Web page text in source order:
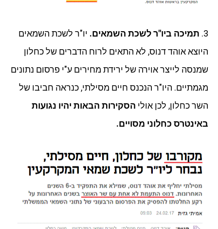
3. תמיכה ביו"ר לשכת השמאים. יו"ר לשכת השמאים
היוצא אוהד דנוס, לא התאים לרוח הדברים של כחלון
שמנסה לייצר אוירה של ירידת מחירים ע"י פרסום נתונים
מגמתיים. היו"ר הנכנס חיים מסילתי, כנראה חביבו של
השר כחלון, לכן אולי הסקירות הבאות יהיו נגועות
באינטרס כחלוני מסויים.